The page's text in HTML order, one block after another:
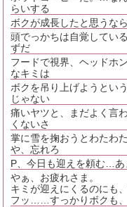
らいする
ボクが成長したと思うな
頭でっかちは自覚してい
ずだ
フードで視界、ヘッドホ
なキミは
ボクを吊り上げようとい
じゃない
痛いヤツと、まだよく言
くないさ
掌に雪を掬おうとわたわ
や、忘れろ
P、今日も迎えを頼む…あ
やぁ、お疲れさま。
キミが迎えにくるのにも
フッ……すっかりボクも、